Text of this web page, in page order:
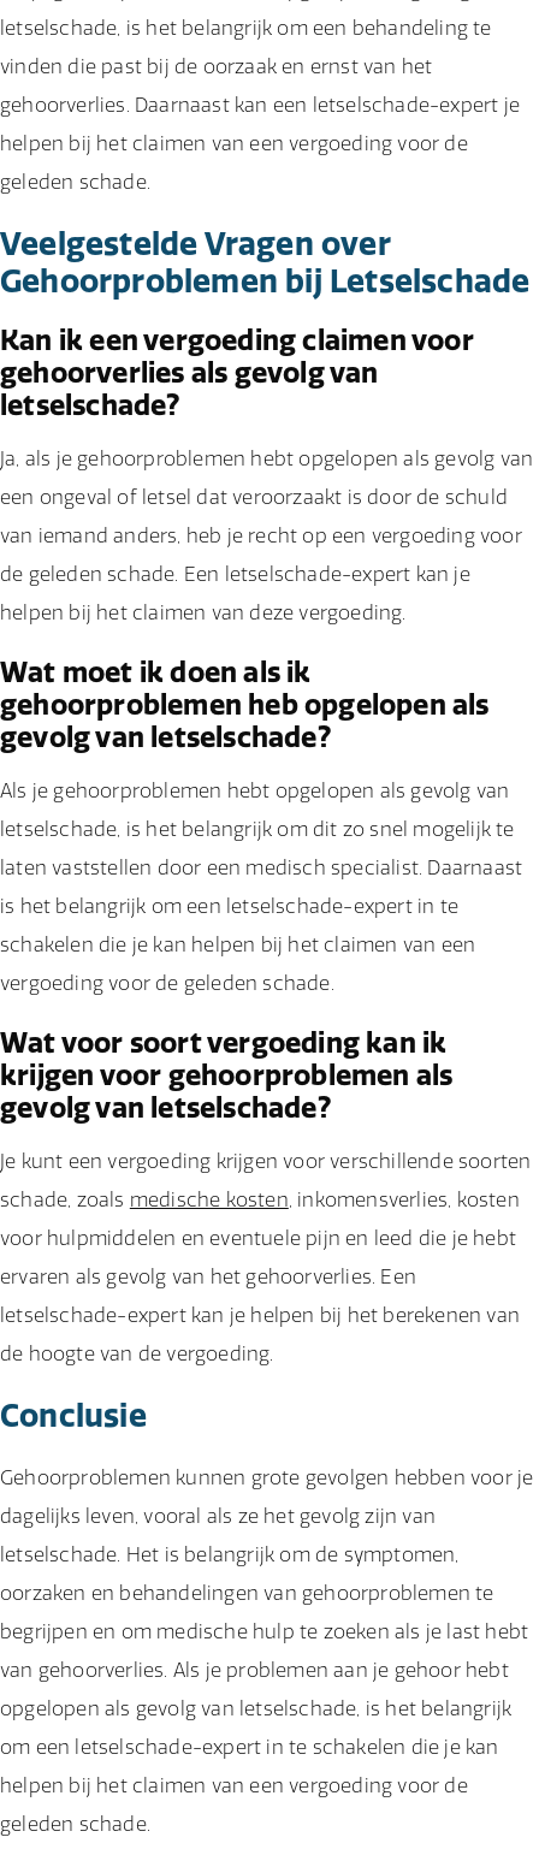
letselschade, is het belangrijk om een behandeling te
vinden die past bij de oorzaak en ernst van het
gehoorverlies. Daarnaast kan een letselschade-expert je
helpen bij het claimen van een vergoeding voor de
geleden schade.
Veelgestelde Vragen over
Gehoorproblemen bij Letselschade
Kan ik een vergoeding claimen voor
gehoorverlies als gevolg van
letselschade?
Ja, als je gehoorproblemen hebt opgelopen als gevolg van
een ongeval of letsel dat veroorzaakt is door de schuld
van iemand anders, heb je recht op een vergoeding voor
de geleden schade. Een letselschade-expert kan je
helpen bij het claimen van deze vergoeding.
Wat moet ik doen als ik
gehoorproblemen heb opgelopen als
gevolg van letselschade?
Als je gehoorproblemen hebt opgelopen als gevolg van
letselschade, is het belangrijk om dit zo snel mogelijk te
laten vaststellen door een medisch specialist. Daarnaast
is het belangrijk om een letselschade-expert in te
schakelen die je kan helpen bij het claimen van een
vergoeding voor de geleden schade.
Wat voor soort vergoeding kan ik
krijgen voor gehoorproblemen als
gevolg van letselschade?
Je kunt een vergoeding krijgen voor verschillende soorten
schade, zoals medische kosten, inkomensverlies, kosten
voor hulpmiddelen en eventuele pijn en leed die je hebt
ervaren als gevolg van het gehoorverlies. Een
letselschade-expert kan je helpen bij het berekenen van
de hoogte van de vergoeding.
Conclusie
Gehoorproblemen kunnen grote gevolgen hebben voor je
dagelijks leven, vooral als ze het gevolg zijn van
letselschade. Het is belangrijk om de symptomen,
oorzaken en behandelingen van gehoorproblemen te
begrijpen en om medische hulp te zoeken als je last hebt
van gehoorverlies. Als je problemen aan je gehoor hebt
opgelopen als gevolg van letselschade, is het belangrijk
om een letselschade-expert in te schakelen die je kan
helpen bij het claimen van een vergoeding voor de
geleden schade.